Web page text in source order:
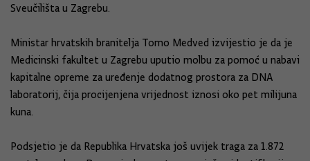
Sveučilišta u Zagrebu.
Ministar hrvatskih branitelja Tomo Medved izvijestio je da je
Medicinski fakultet u Zagrebu uputio molbu za pomoć u nabavi
kapitalne opreme za uređenje dodatnog prostora za DNA
laboratorij, čija procijenjena vrijednost iznosi oko pet milijuna
kuna.
Podsjetio je da Republika Hrvatska još uvijek traga za 1.872